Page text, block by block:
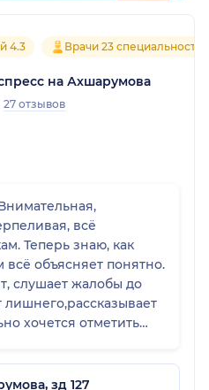
4.3 Врачи 23 специальностей
на Ахшарумова
27 отзывов
всё
Теперь знаю, как
всё объясняет понятно.
слушает жалобы до
лишнего,рассказывает
спешки, простыми
терминов. Теперь
зд 127